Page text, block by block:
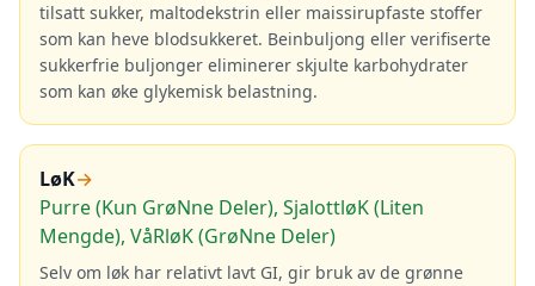
tilsatt sukker, maltodekstrin eller maissirupfaste stoffer
som kan heve blodsukkeret. Beinbuljong eller verifiserte
sukkerfrie buljonger eliminerer skjulte karbohydrater
som kan øke glykemisk belastning.
LøK→
Purre (Kun GrøNne Deler), SjalottløK (Liten
Mengde), VåRløK (GrøNne Deler)
Selv om løk har relativt lavt GI, gir bruk av de grønne